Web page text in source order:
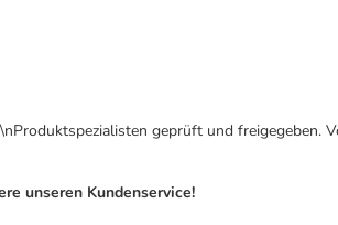
geprüft und freigegeben.
unseren Kundenservice!